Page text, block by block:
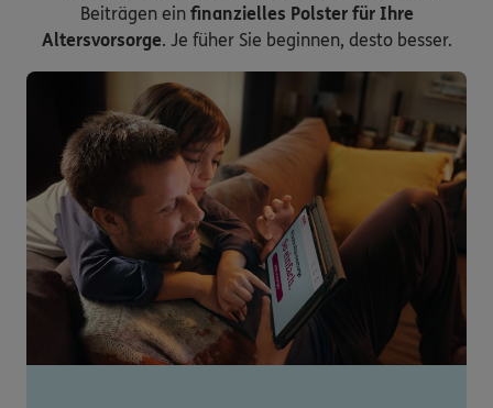
Beiträgen ein finanzielles Polster für Ihre
Altersvorsorge. Je füher Sie beginnen, desto besser.